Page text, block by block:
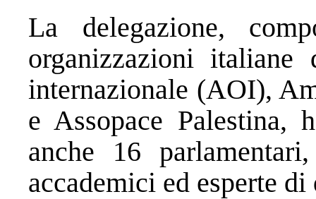
La delegazione,
organizzazioni italiane
internazionale (AOI),
e Assopace Palestina,
anche 16
accademici ed esperte